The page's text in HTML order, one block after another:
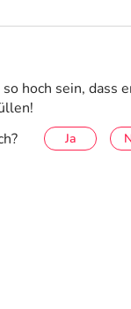
hoch sein, dass
Ja